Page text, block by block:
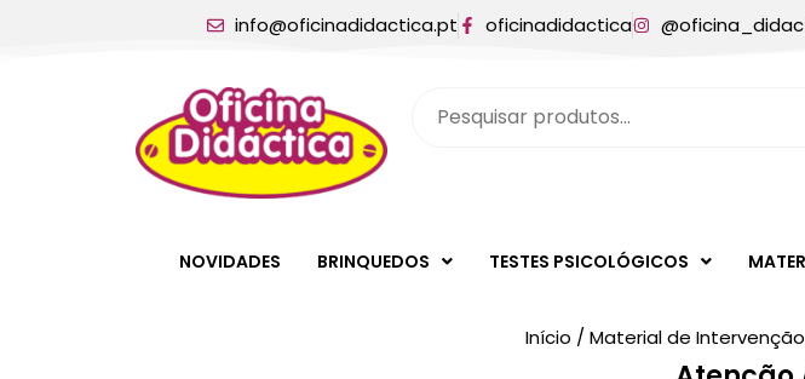
info@oficinadidactica.pt oficinadidactica
NOVIDADES BRINQUEDOS TESTES PSICOLÓGICOS
Início / Material de Intervenção